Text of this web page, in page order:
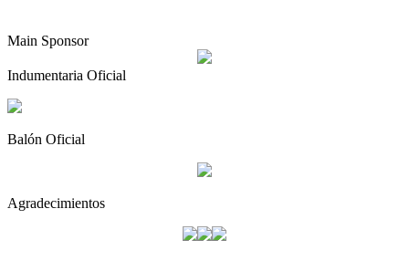
Main Sponsor
Indumentaria Oficial
Balón Oficial
Agradecimientos